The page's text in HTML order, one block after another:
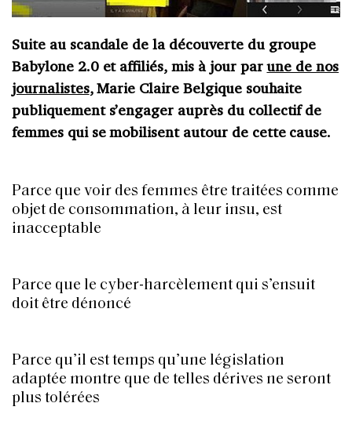
Suite au scandale de la découverte du groupe
Babylone 2.0 et affiliés, mis à jour parune de nos
journalistes, Marie Claire Belgique souhaite
publiquement s’engager auprès du collectif de
femmes qui se mobilisent autour de cette cause.
Parce que voir des femmes être traitées comme
objet de consommation, à leur insu, est
inacceptable
Parce que le cyber-harcèlement qui s’ensuit
doit être dénoncé
Parce qu’il est temps qu’une législation
adaptée montre que de telles dérives ne seront
plus tolérées